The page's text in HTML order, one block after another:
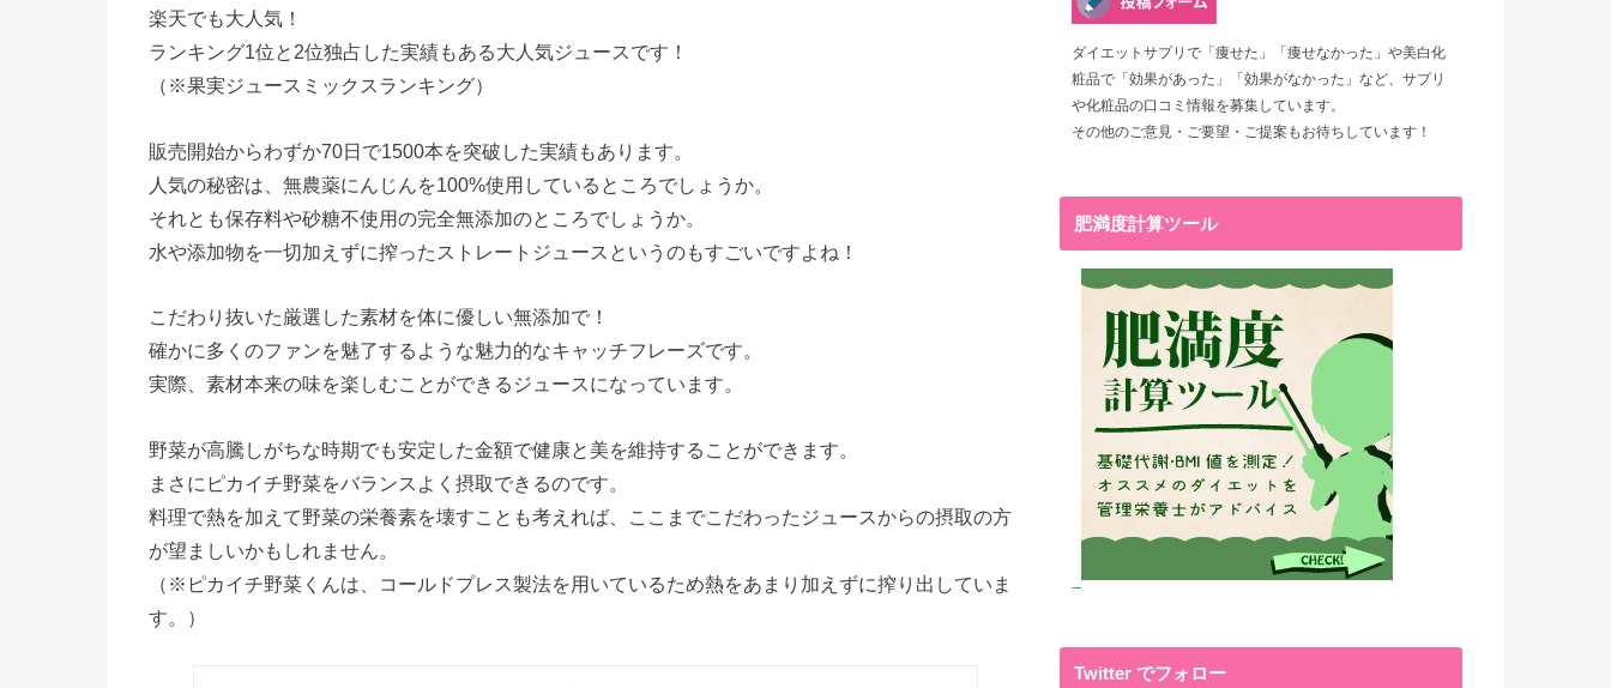
楽天でも大人気！
ランキング1位と2位独占した実績もある大人気ジュースです！
（※果実ジュースミックスランキング）
販売開始からわずか70日で1500本を突破した実績もあります。
人気の秘密は、無農薬にんじんを100%使用しているところでしょうか。
それとも保存料や砂糖不使用の完全無添加のところでしょうか。
水や添加物を一切加えずに搾ったストレートジュースというのもすごいですよね！
こだわり抜いた厳選した素材を体に優しい無添加で！
確かに多くのファンを魅了するような魅力的なキャッチフレーズです。
実際、素材本来の味を楽しむことができるジュースになっています。
野菜が高騰しがちな時期でも安定した金額で健康と美を維持することができます。
まさにピカイチ野菜をバランスよく摂取できるのです。
料理で熱を加えて野菜の栄養素を壊すことも考えれば、ここまでこだわったジュースからの摂取の方
が望ましいかもしれません。
（※ピカイチ野菜くんは、コールドプレス製法を用いているため熱をあまり加えずに搾り出していま
す。）
ダイエットサプリで「痩せた」「痩せなかった」や美白化
粧品で「効果があった」「効果がなかった」など、サプリ
や化粧品の口コミ情報を募集しています。
その他のご意見・ご要望・ご提案もお待ちしています！
肥満度計算ツール
Twitter でフォロー